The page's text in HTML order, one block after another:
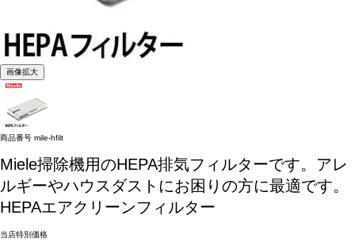
画像拡大
商品番号 mile-hfilt
Miele掃除機用のHEPA排気フィルターです。アレ
ルギーやハウスダストにお困りの方に最適です。
HEPAエアクリーンフィルター
当店特別価格